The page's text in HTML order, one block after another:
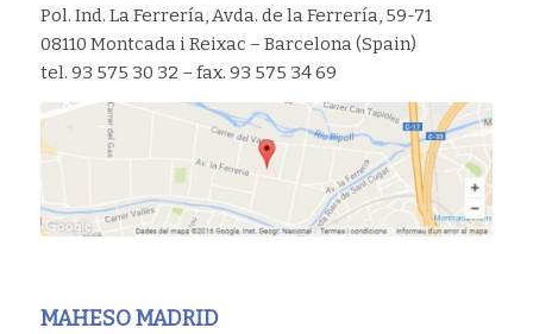
Pol. Ind. La Ferrería, Avda. de la Ferrería, 59-71
08110 Montcada i Reixac – Barcelona (Spain)
tel. 93 575 30 32 – fax. 93 575 34 69
MAHESO MADRID